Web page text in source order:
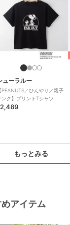
ューラルー
【PEANUTS／ひんやり／親子
ンク】プリントTシャツ
もっとみる
アイテム